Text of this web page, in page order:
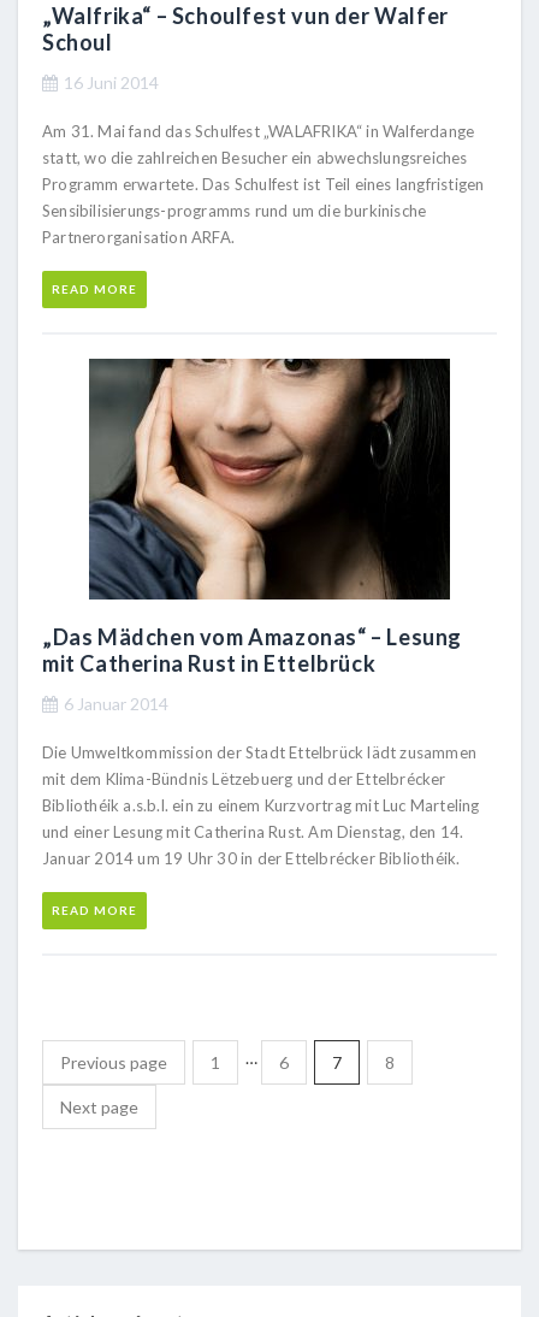
„Walfrika“ – Schoulfest vun der Walfer
Schoul
16 Juni 2014
Am 31. Mai fand das Schulfest „WALAFRIKA“ in Walferdange
statt, wo die zahlreichen Besucher ein abwechslungsreiches
Programm erwartete. Das Schulfest ist Teil eines langfristigen
Sensibilisierungs-programms rund um die burkinische
Partnerorganisation ARFA.
READ MORE
„Das Mädchen vom Amazonas“ – Lesung
mit Catherina Rust in Ettelbrück
6 Januar 2014
Die Umweltkommission der Stadt Ettelbrück lädt zusammen
mit dem Klima-Bündnis Lëtzebuerg und der Ettelbrécker
Bibliothéik a.s.b.l. ein zu einem Kurzvortrag mit Luc Marteling
und einer Lesung mit Catherina Rust. Am Dienstag, den 14.
Januar 2014 um 19 Uhr 30 in der Ettelbrécker Bibliothéik.
READ MORE
Previous page 1 … 6 7 8
Next page